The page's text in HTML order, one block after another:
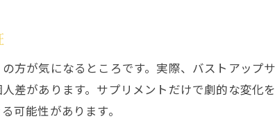
ランキングで人気のサプリを徹底解説
代50代におすすめのバストアップサプリ
年齢に応じたサプリ選びのコツ
方が気になるところです。実際、バストアップ
差があります。サプリメントだけで劇的な変化
可能性があります。